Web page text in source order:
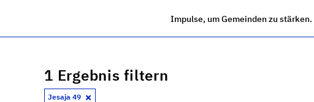
Impulse, um Gemeinden zu stärken.
1 Ergebnis filtern
Jesaja 49